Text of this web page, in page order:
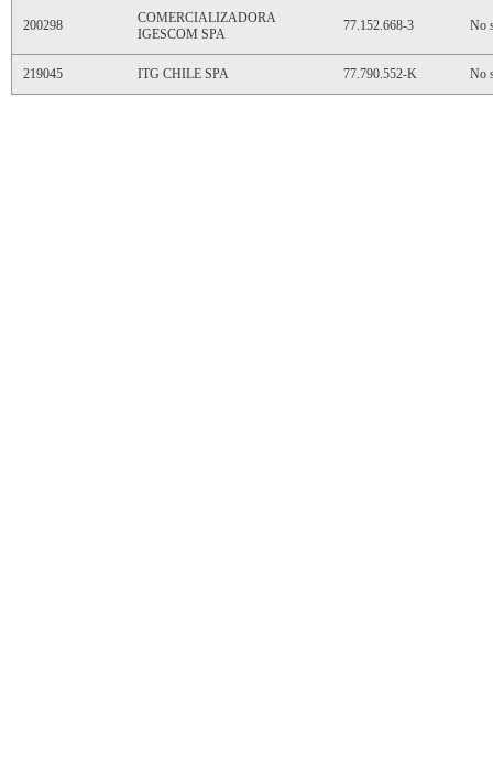
200298
COMERCIALIZADORA
IGESCOM SPA
77.152.668-3 No
219045 ITG CHILE SPA 77.790.552-K No